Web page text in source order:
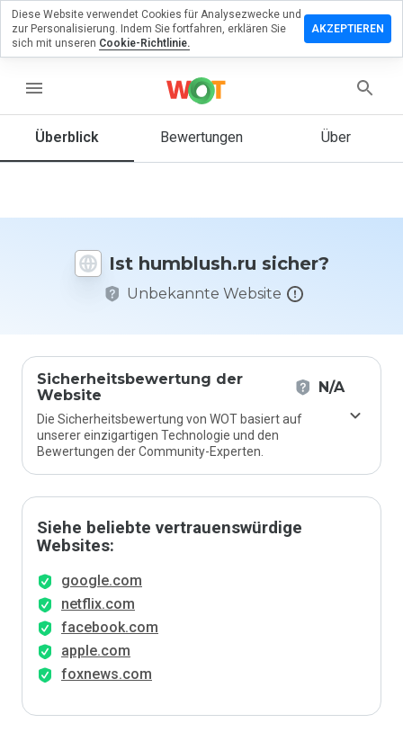
menu
Überblick Bewertungen Über
Ist humblush.ru sicher?
Unbekannte Website
Sicherheitsbewertung der
Website
N/A
Die Sicherheitsbewertung von WOT basiert auf
unserer einzigartigen Technologie und den
Bewertungen der Community-Experten.
Siehe beliebte vertrauenswürdige
Websites:
google.com
netflix.com
facebook.com
apple.com
foxnews.com
eine
würden
Skala von
Diese Website verwendet Cookies für Analysezwecke und
zur Personalisierung. Indem Sie fortfahren, erklären Sie
sich mit unseren Cookie-Richtlinie.
AKZEPTIEREN